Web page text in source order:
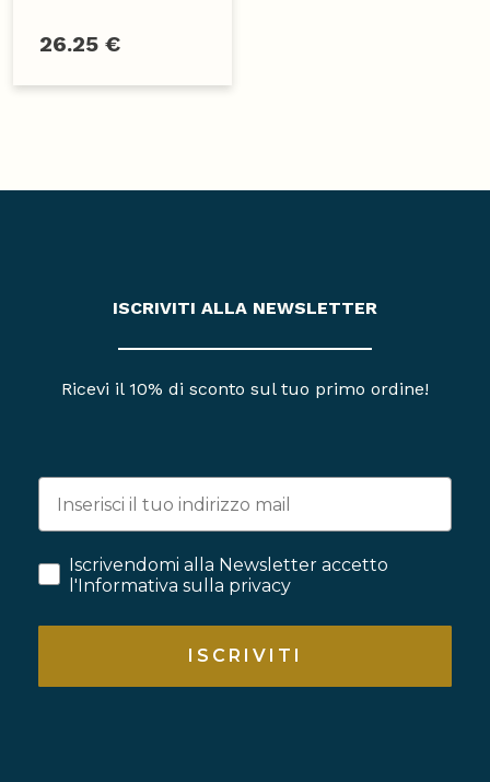
26.25 €
ISCRIVITI ALLA NEWSLETTER
Ricevi il 10% di sconto sul tuo primo ordine!
Iscrivendomi alla Newsletter accetto
l'Informativa sulla privacy
ISCRIVITI